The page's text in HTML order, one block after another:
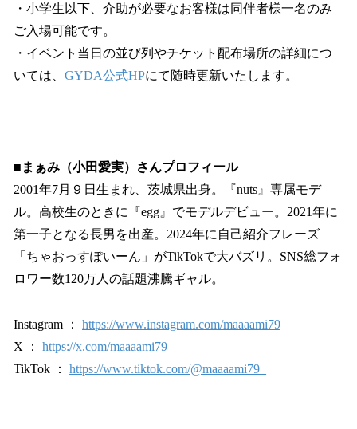
・小学生以下、介助が必要なお客様は同伴者様一名のみ
ご入場可能です。
・イベント当日の並び列やチケット配布場所の詳細につ
いては、 GYDA公式HPにて随時更新いたします。
■まぁみ（小田愛実）さんプロフィール
2001年7月９日生まれ、茨城県出身。『nuts』専属モデ
ル。高校生のときに『egg』でモデルデビュー。2021年に
第一子となる長男を出産。2024年に自己紹介フレーズ
「ちゃおっすぽいーん」がTikTokで大バズリ。SNS総フォ
ロワー数120万人の話題沸騰ギャル。
Instagram ： https://www.instagram.com/maaaami79
X ： https://x.com/maaaami79
TikTok ： https://www.tiktok.com/@maaaami79_